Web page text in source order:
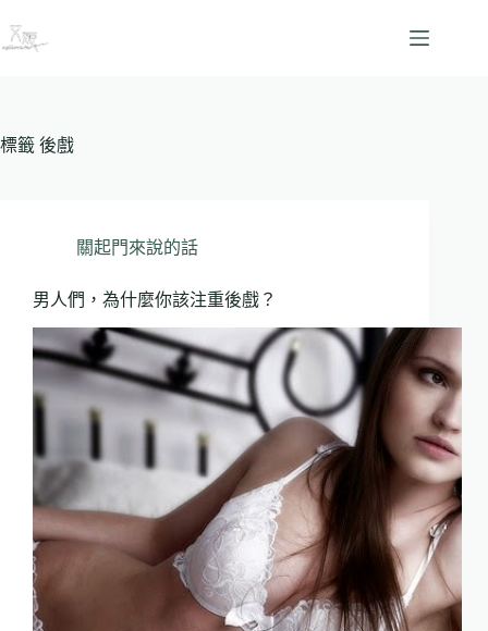
至
容
標籤 後戲
關起門來說的話
男人們，為什麼你該注重後戲？